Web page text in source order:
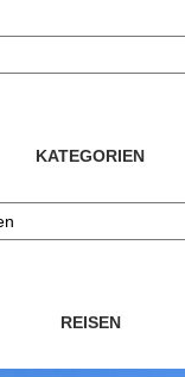
KATEGORIEN
REISEN